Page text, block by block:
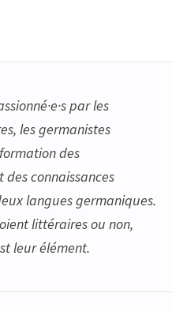
par les
les germanistes
des
connaissances
langues germaniques.
littéraires ou non,
leur élément.